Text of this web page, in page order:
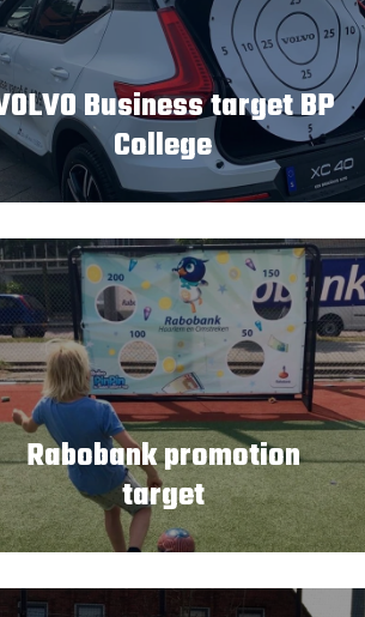
Business target BP
College
Rabobank promotion
target